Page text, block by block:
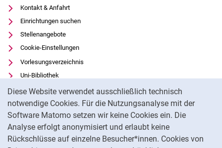
Diese Website verwendet ausschließlich technisch
notwendige Cookies. Für die Nutzungsanalyse mit der
Software Matomo setzen wir keine Cookies ein. Die
Analyse erfolgt anonymisiert und erlaubt keine
Rückschlüsse auf einzelne Besucher*innen. Cookies von
Kontakt & Anfahrt
Einrichtungen suchen
Stellenangebote
Cookie-Einstellungen
Vorlesungsverzeichnis
Uni-Bibliothek
Moodle
Panopto
Datenschutz
Barrierefreiheit
Transparenter KI-Einsatz